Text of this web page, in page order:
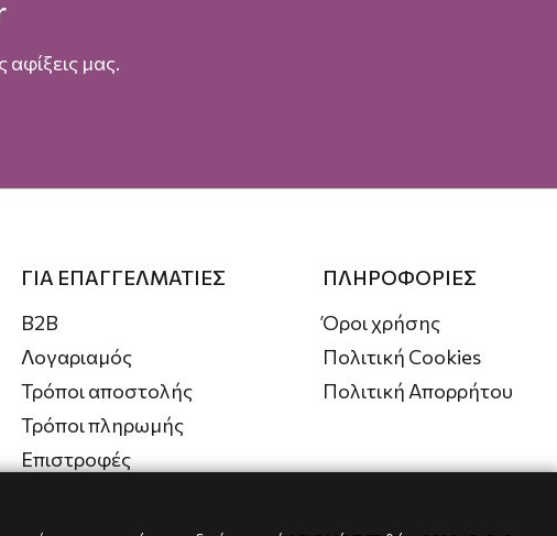
μας.
ΓΙΑ ΕΠΑΓΓΕΛΜΑΤΙΕΣ
B2B
Λογαριαμός
Τρόποι αποστολής
Τρόποι πληρωμής
Επιστροφές
ΠΛΗΡΟΦΟΡΙΕΣ
Όροι χρήσης
Πολιτική Cookies
Πολιτική Απορρήτου